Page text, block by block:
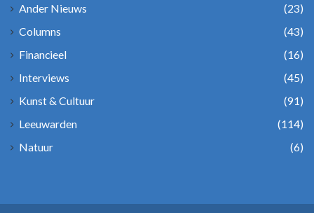
Ander Nieuws
(23)
Columns
(43)
Financieel
(16)
Interviews
(45)
Kunst & Cultuur
(91)
Leeuwarden
(114)
Natuur
(6)